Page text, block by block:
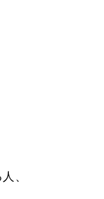
、